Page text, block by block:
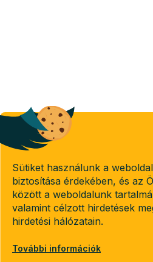
Sütiket használunk a
biztosítása érdekében, és az
között a weboldalunk
valamint célzott hirdetések
hirdetési hálózatain.
További információk